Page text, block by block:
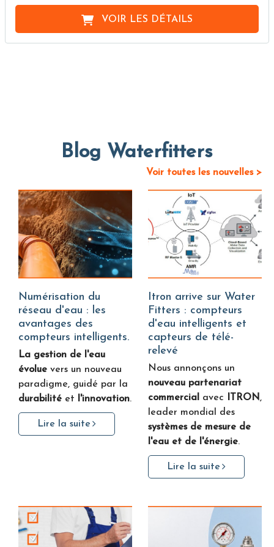
VOIR LES DÉTAILS
Blog Waterfitters
Voir toutes les nouvelles >
Numérisation du
réseau d'eau : les
avantages des
compteurs intelligents.
La gestion de l'eau
évolue vers un nouveau
paradigme, guidé par la
durabilité et l'innovation.
Lire la suite
Itron arrive sur Water
Fitters : compteurs
d'eau intelligents et
capteurs de télé-
relevé
Nous annonçons un
nouveau partenariat
commercial
avec ITRON,
leader mondial des
systèmes de mesure de
l'eau et de l'énergie.
Lire la suite